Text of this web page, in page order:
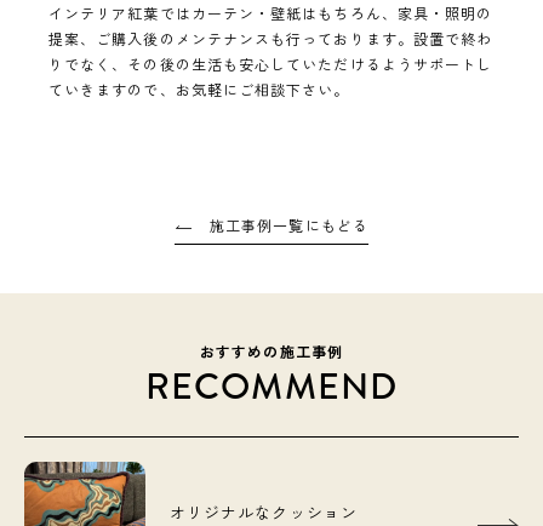
インテリア紅葉ではカーテン・壁紙はもちろん、家具・照明の
提案、ご購入後のメンテナンスも行っております。設置で終わ
りでなく、その後の生活も安心していただけるようサポートし
ていきますので、お気軽にご相談下さい。
施工事例一覧にもどる
おすすめの施工事例
RECOMMEND
オリジナルなクッション